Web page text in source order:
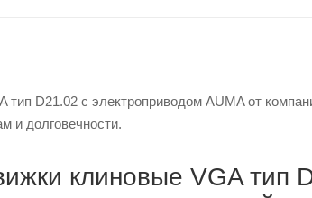
D21.02 с электроприводом AUMA от
и долговечности.
клиновые VGA тип